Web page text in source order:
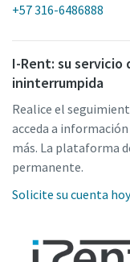
+57 316-6486888
I-Rent: su
ininterrumpida
Realice el
acceda a
más. La plataforma
permanente.
Solicite su cuenta